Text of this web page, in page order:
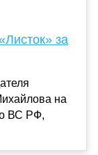
за
на
ВС РФ,